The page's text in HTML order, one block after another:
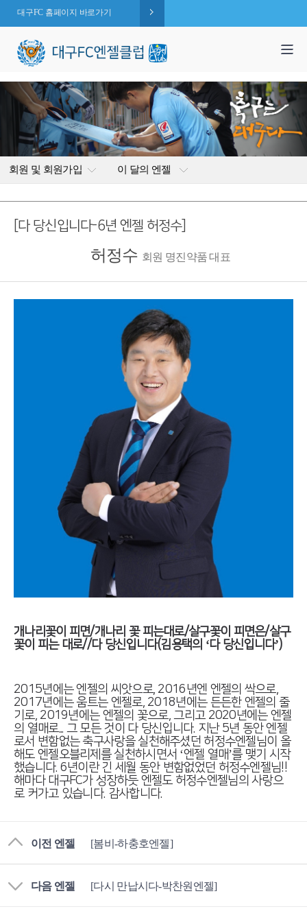
대구FC 홈페이지 바로가기
회원 및 회원가입 이 달의 엔젤
[다 당신입니다-6년 엔젤 허정수]
허정수 회원 명진약품 대표
개나리꽃이 피면/개나리 꽃 피는대로/살구꽃이 피면은/살구
꽃이 피는 대로//다 당신입니다(김용택의 ‘다 당신입니다’)
2015년에는 엔젤의 씨앗으로, 2016년엔 엔젤의 싹으로,
2017년에는 움트는 엔젤로, 2018년에는 든든한 엔젤의 줄
기로, 2019년에는 엔젤의 꽃으로, 그리고 2020년에는 엔젤
의 열매로... 그 모든 것이 다 당신입니다. 지난 5년 동안 엔젤
로서 변함없는 축구사랑을 실천해주셨던 허정수엔젤님이 올
해도 엔젤오블리제를 실천하시면서 ‘엔젤 열매’를 맺기 시작
했습니다. 6년이란 긴 세월 동안 변함없었던 허정수엔젤님!!
해마다 대구FC가 성장하듯 엔젤도 허정수엔젤님의 사랑으
로 커가고 있습니다. 감사합니다.
이전 엔젤 [봄비-하충호엔젤]
다음 엔젤 [다시 만납시다-박찬원엔젤]